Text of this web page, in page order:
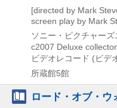
[directed by Mark
screen play by Mark
ソニー・ピクチャー
c2007 Deluxe
ビデオレコード (ビデ
所蔵館5館
ロード・オブ・ウ